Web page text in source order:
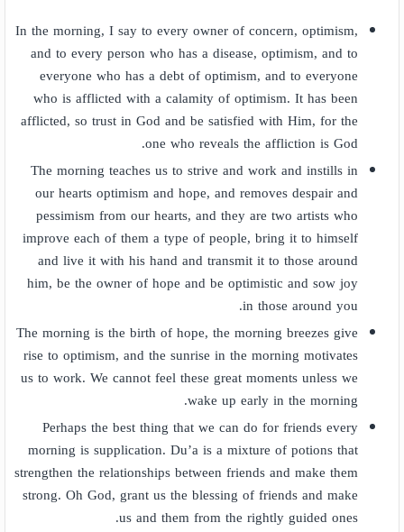
In the morning, I say to every owner of concern, optimism,
and to every person who has a disease, optimism, and to
everyone who has a debt of optimism, and to everyone
who is afflicted with a calamity of optimism. It has been
afflicted, so trust in God and be satisfied with Him, for the
one who reveals the affliction is God.
The morning teaches us to strive and work and instills in
our hearts optimism and hope, and removes despair and
pessimism from our hearts, and they are two artists who
improve each of them a type of people, bring it to himself
and live it with his hand and transmit it to those around
him, be the owner of hope and be optimistic and sow joy
in those around you.
The morning is the birth of hope, the morning breezes give
rise to optimism, and the sunrise in the morning motivates
us to work. We cannot feel these great moments unless we
wake up early in the morning.
Perhaps the best thing that we can do for friends every
morning is supplication. Du’a is a mixture of potions that
strengthen the relationships between friends and make them
strong. Oh God, grant us the blessing of friends and make
us and them from the rightly guided ones.